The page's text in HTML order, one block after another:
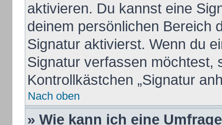
aktivieren. Du kannst eine
deinem persönlichen Bereich
Signatur aktivierst. Wenn du
Signatur verfassen möchtest,
Kontrollkästchen „Signatur
Nach oben
» Wie kann ich eine